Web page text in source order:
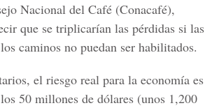
Nacional del Café (Conacafé),
que se triplicarían las pérdidas si las
caminos no puedan ser habilitados.
el riesgo real para la economía es
50 millones de dólares (unos 1,200